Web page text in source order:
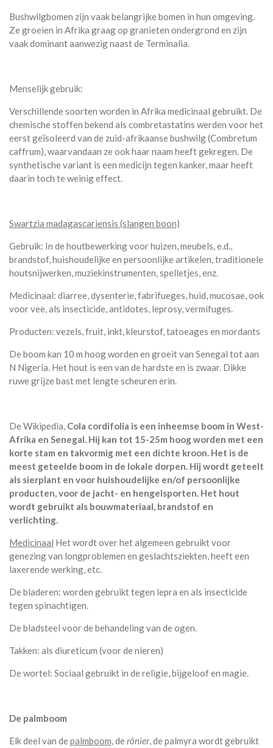
Bushwilgbomen zijn vaak belangrijke bomen in hun omgeving.
Ze groeien in Afrika graag op granieten ondergrond en zijn
vaak dominant aanwezig naast de Terminalia.
Menselijk gebruik:
Verschillende soorten worden in Afrika medicinaal gebruikt. De
chemische stoffen bekend als combretastatins werden voor het
eerst geïsoleerd van de zuid-afrikaanse bushwilg (Combretum
caffrum), waarvandaan ze ook haar naam heeft gekregen. De
synthetische variant is een medicijn tegen kanker, maar heeft
daarin toch te weinig effect.
Swartzia madagascariensis (slangen boon)
Gebruik: In de houtbewerking voor huizen, meubels, e.d.,
brandstof, huishoudelijke en persoonlijke artikelen, traditionele
houtsnijwerken, muziekinstrumenten, spelletjes, enz.
Medicinaal: diarree, dysenterie, fabrifueges, huid, mucosae, ook
voor vee, als insecticide, antidotes, leprosy, vermifuges.
Producten: vezels, fruit, inkt, kleurstof, tatoeages en mordants
De boom kan 10 m hoog worden en groeit van Senegal tot aan
N Nigeria. Het hout is een van de hardste en is zwaar. Dikke
ruwe grijze bast met lengte scheuren erin.
De Wikipedia, Cola cordifolia is een inheemse boom in West-
Afrika en Senegal. Hij kan tot 15-25m hoog worden met een
korte stam en takvormig met een dichte kroon. Het is de
meest geteelde boom in de lokale dorpen. Hij wordt geteelt
als sierplant en voor huishoudelijke en/of persoonlijke
producten, voor de jacht- en hengelsporten. Het hout
wordt gebruikt als bouwmateriaal, brandstof en
verlichting.
Medicinaal Het wordt over het algemeen gebruikt voor
genezing van longproblemen en geslachtsziekten, heeft een
laxerende werking, etc.
De bladeren: worden gebruikt tegen lepra en als insecticide
tegen spinachtigen.
De bladsteel voor de behandeling van de ogen.
Takken: als diureticum (voor de nieren)
De wortel: Sociaal gebruikt in de religie, bijgeloof en magie.
De palmboom
Elk deel van depalmboom,derônier, de palmyra wordt gebruikt